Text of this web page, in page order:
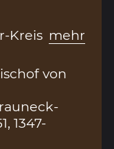
Kreis mehr
von
1347-